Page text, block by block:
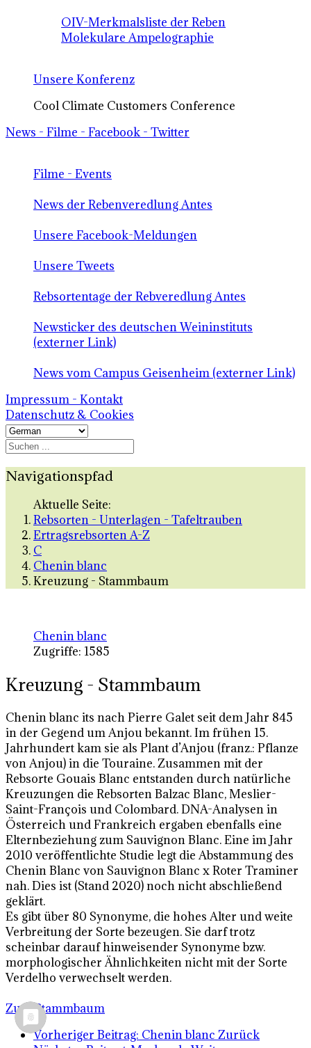
OIV-Merkmalsliste der Reben
Molekulare Ampelographie
Unsere Konferenz
Cool Climate Customers Conference
News - Filme - Facebook - Twitter
Filme - Events
News der Rebenveredlung Antes
Unsere Facebook-Meldungen
Unsere Tweets
Rebsortentage der Rebveredlung Antes
Newsticker des deutschen Weininstituts
(externer Link)
News vom Campus Geisenheim (externer Link)
Impressum - Kontakt
Datenschutz & Cookies
Navigationspfad
Aktuelle Seite:
Rebsorten - Unterlagen - Tafeltrauben
Ertragsrebsorten A-Z
C
Chenin blanc
Kreuzung - Stammbaum
Chenin blanc
Zugriffe: 1585
Kreuzung - Stammbaum
Chenin blanc its nach Pierre Galet seit dem Jahr 845
in der Gegend um Anjou bekannt. Im frühen 15.
Jahrhundert kam sie als Plant d’Anjou (franz.: Pflanze
von Anjou) in die Touraine. Zusammen mit der
Rebsorte Gouais Blanc entstanden durch natürliche
Kreuzungen die Rebsorten Balzac Blanc, Meslier-
Saint-François und Colombard. DNA-Analysen in
Österreich und Frankreich ergaben ebenfalls eine
Elternbeziehung zum Sauvignon Blanc. Eine im Jahr
2010 veröffentlichte Studie legt die Abstammung des
Chenin Blanc von Sauvignon Blanc x Roter Traminer
nah. Dies ist (Stand 2020) noch nicht abschließend
geklärt.
Es gibt über 80 Synonyme, die hohes Alter und weite
Verbreitung der Sorte bezeugen. Sie darf trotz
scheinbar darauf hinweisender Synonyme bzw.
morphologischer Ähnlichkeiten nicht mit der Sorte
Verdelho verwechselt werden.
Zum Stammbaum
Vorheriger Beitrag: Chenin blanc Zurück